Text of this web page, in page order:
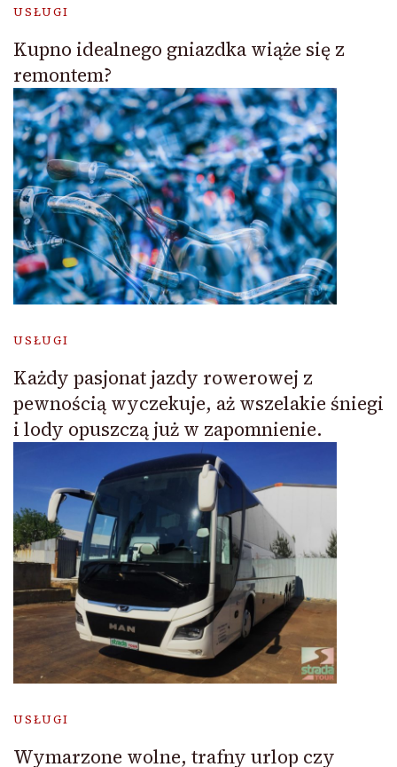
USŁUGI
Kupno idealnego gniazdka wiąże się z
remontem?
USŁUGI
Każdy pasjonat jazdy rowerowej z
pewnością wyczekuje, aż wszelakie śniegi
i lody opuszczą już w zapomnienie.
USŁUGI
Wymarzone wolne, trafny urlop czy